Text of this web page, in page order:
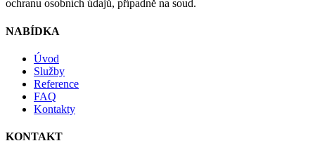
ochranu osobních údajů, případně na soud.
NABÍDKA
Úvod
Služby
Reference
FAQ
Kontakty
KONTAKT